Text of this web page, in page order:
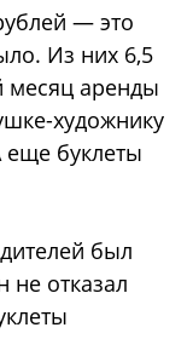
― это
Из них 6,5
месяц аренды
художнику
еще буклеты
был
не отказал